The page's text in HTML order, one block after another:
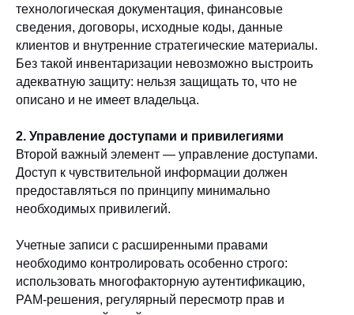
технологическая документация, финансовые
сведения, договоры, исходные коды, данные
клиентов и внутренние стратегические материалы.
Без такой инвентаризации невозможно выстроить
адекватную защиту: нельзя защищать то, что не
описано и не имеет владельца.
2. Управление доступами и привилегиями
Второй важный элемент — управление доступами.
Доступ к чувствительной информации должен
предоставляться по принципу минимально
необходимых привилегий.
Учетные записи с расширенными правами
необходимо контролировать особенно строго:
использовать многофакторную аутентификацию,
PAM-решения, регулярный пересмотр прав и